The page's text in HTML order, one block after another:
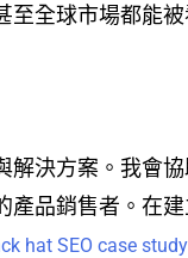
全球市場都能
決方案。我會
品銷售者。在
hat SEO case study